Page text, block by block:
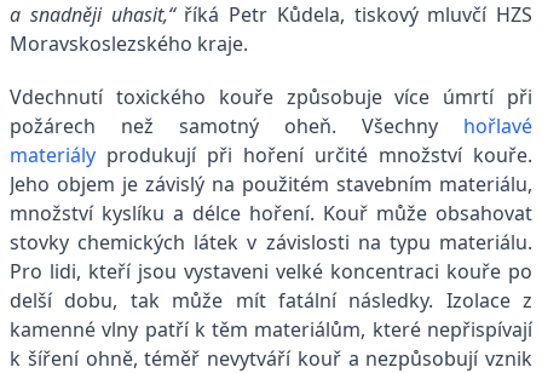
a snadněji uhasit,“říká Petr Kůdela, tiskový mluvčí HZS
Moravskoslezského kraje.
Vdechnutí toxického kouře způsobuje více úmrtí při
požárech než samotný oheň. Všechny hořlavé
materiály produkují při hoření určité množství kouře.
Jeho objem je závislý na použitém stavebním materiálu,
množství kyslíku a délce hoření. Kouř může obsahovat
stovky chemických látek v závislosti na typu materiálu.
Pro lidi, kteří jsou vystaveni velké koncentraci kouře po
delší dobu, tak může mít fatální následky. Izolace z
kamenné vlny patří k těm materiálům, které nepřispívají
k šíření ohně, téměř nevytváří kouř a nezpůsobují vznik